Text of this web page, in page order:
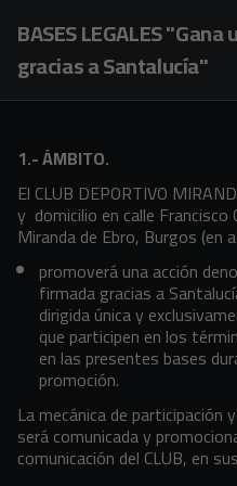
BASES LEGALES
gracias a Santalucía"
1.- ÁMBITO.
El CLUB DEPORTIVO
y domicilio en calle
Miranda de Ebro, Burgos (en
promoverá una acción
firmada gracias a
dirigida única y
que participen en los
en las presentes bases
promoción.
La mecánica de
será comunicada y
comunicación del CLUB, en